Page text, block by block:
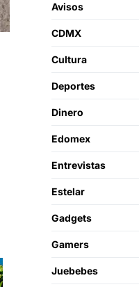
Avisos
CDMX
Cultura
Deportes
Dinero
Edomex
Entrevistas
Estelar
Gadgets
Gamers
Juebebes